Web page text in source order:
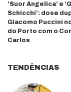
‘Suor Angelica’ e
Schicchi’: dose
Giacomo Puccini
do Porto com o
Carlos
TENDÊNCIAS